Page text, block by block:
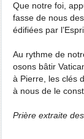
Que notre foi,
fasse de nous
édifiées par
Au rythme de
osons bâtir
à Pierre, les clés
à nous de le
Prière extraite